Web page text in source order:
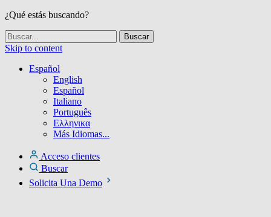
¿Qué estás buscando?
Skip to content
Español
English
Español
Italiano
Português
Ελληνικα
Más Idiomas...
Acceso clientes
Buscar
Solicita Una Demo